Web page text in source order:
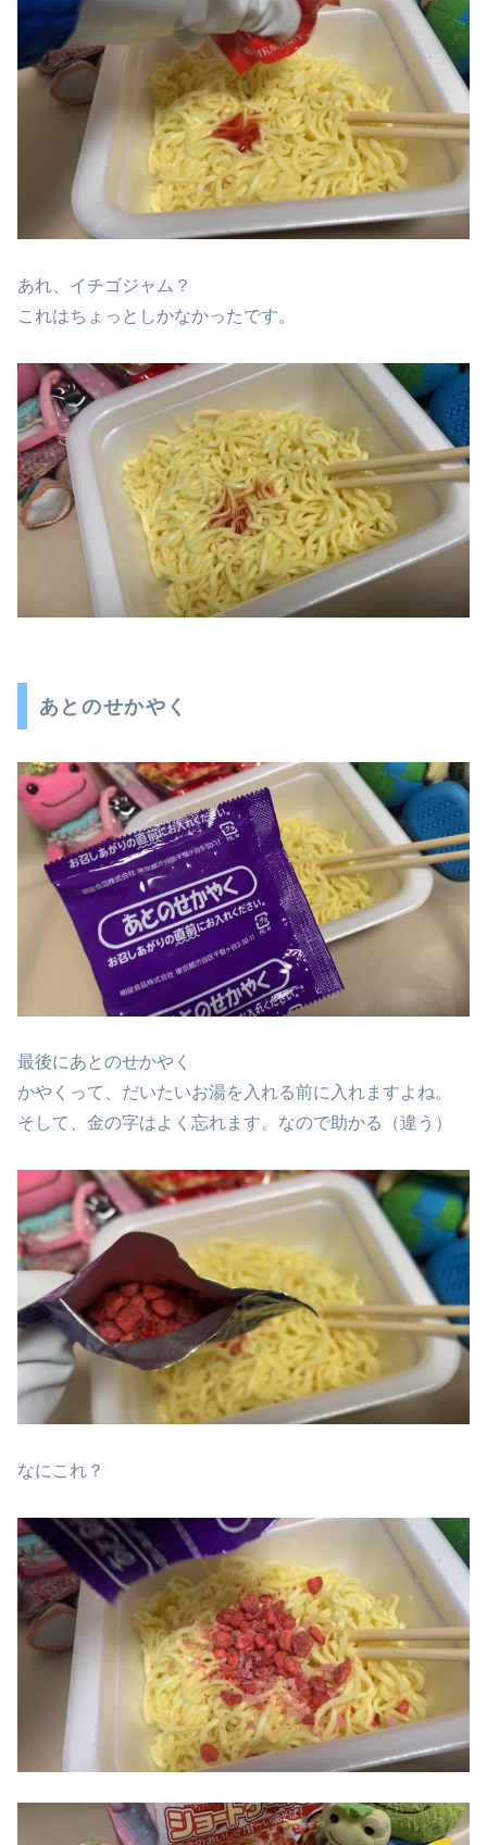
あれ、イチゴジャム？
これはちょっとしかなかったです。
あとのせかやく
最後にあとのせかやく
かやくって、だいたいお湯を入れる前に入れますよね。
そして、金の字はよく忘れます。なので助かる（違う）
なにこれ？